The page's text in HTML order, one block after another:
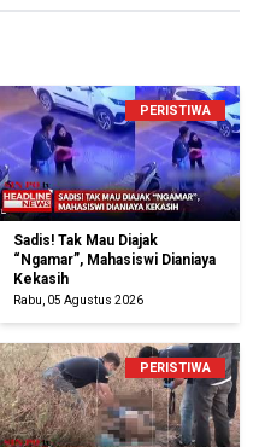
PERISTIWA
Sadis! Tak Mau Diajak
“Ngamar”, Mahasiswi Dianiaya
Kekasih
Rabu, 05 Agustus 2026
PERISTIWA